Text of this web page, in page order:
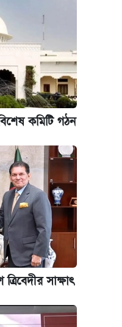
কমিটি গঠন
ত্রিবেদীর সাক্ষাৎ